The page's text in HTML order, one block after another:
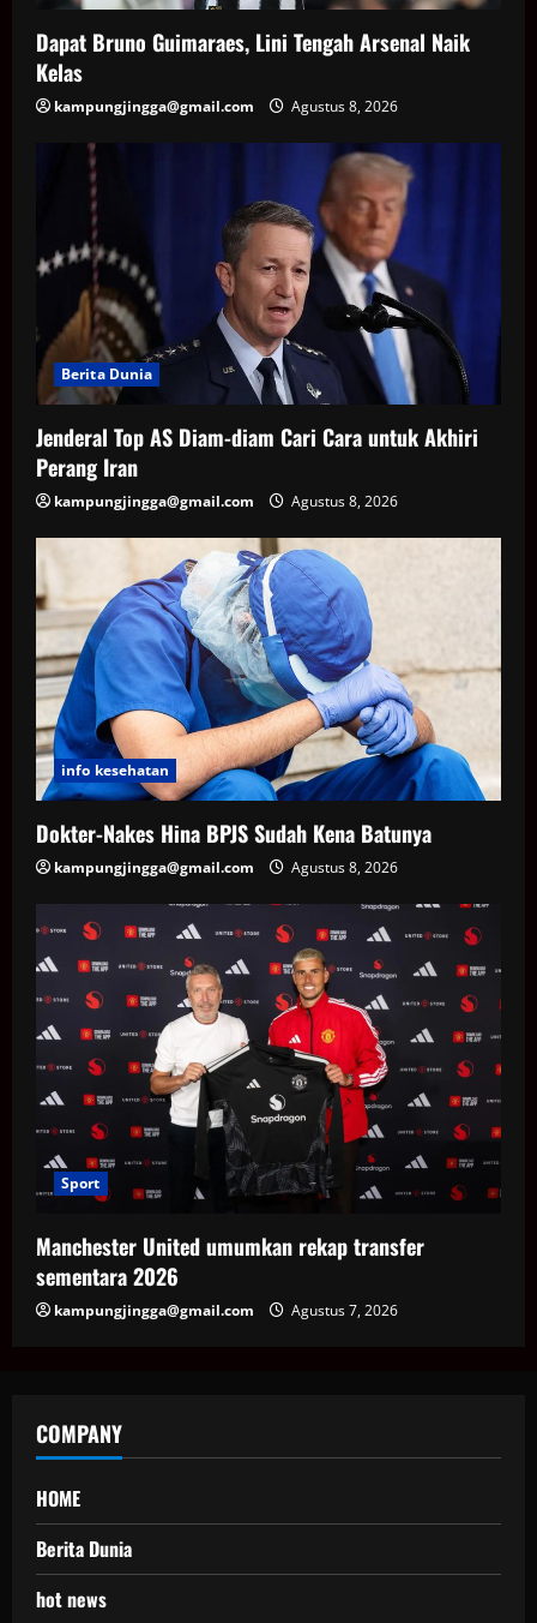
Dapat Bruno Guimaraes, Lini Tengah Arsenal Naik
Kelas
kampungjingga@gmail.com Agustus 8, 2026
Berita Dunia
Jenderal Top AS Diam-diam Cari Cara untuk Akhiri
Perang Iran
kampungjingga@gmail.com Agustus 8, 2026
info kesehatan
Dokter-Nakes Hina BPJS Sudah Kena Batunya
kampungjingga@gmail.com Agustus 8, 2026
Sport
Manchester United umumkan rekap transfer
sementara 2026
kampungjingga@gmail.com Agustus 7, 2026
COMPANY
HOME
Berita Dunia
hot news